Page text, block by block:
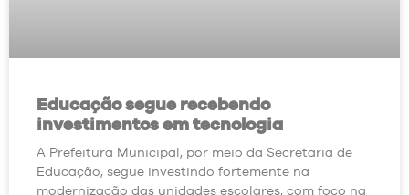
Educação segue recebendo
investimentos em tecnologia
A Prefeitura Municipal, por meio da Secretaria de
Educação, segue investindo fortemente na
modernização das unidades escolares, com foco na